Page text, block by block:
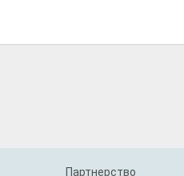
Партнерство